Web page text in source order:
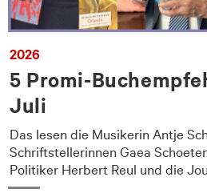
2026
5 Promi-
Juli
Das lesen die Musikerin Antje
Schriftstellerinnen Gaea
Politiker Herbert Reul und die